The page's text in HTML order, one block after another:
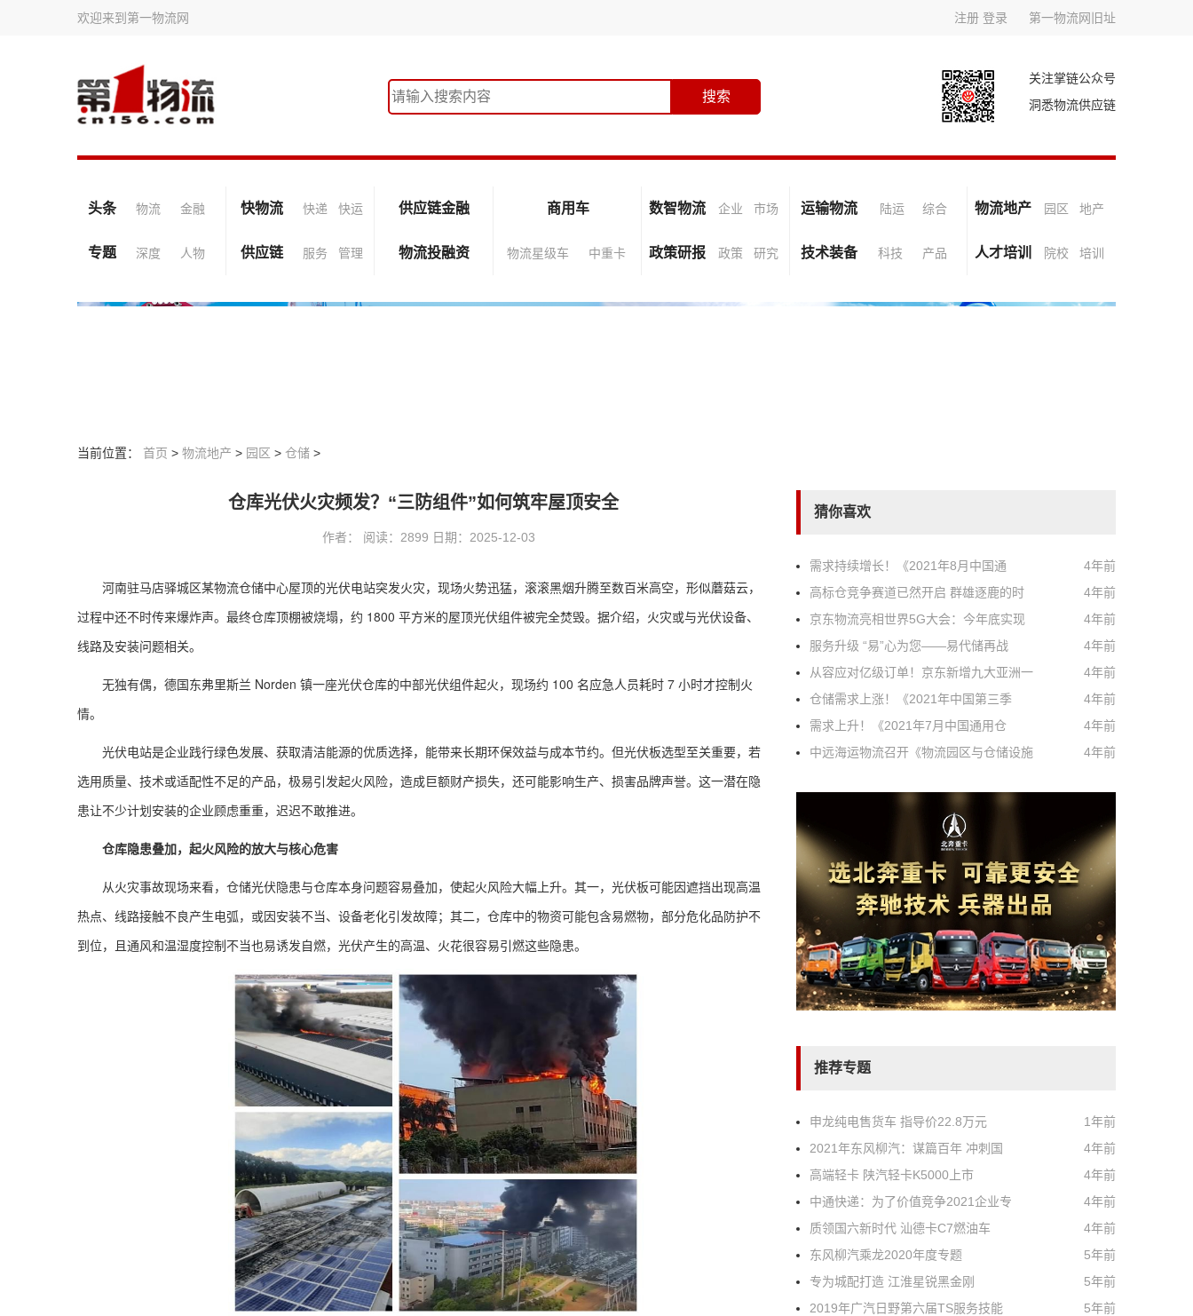
欢迎来到第一物流网 注册 登录 第一物流网旧址
关注掌链公众号
洞悉物流供应链
头条 物流 金融 快物流 快递 快运 供应链金融 商用车 数智物流 企业 市场 运输物流 陆运 综合 物流地产 园区 地产
专题 深度 人物 供应链 服务 管理 物流投融资 物流星级车 中重卡 政策研报 政策 研究 技术装备 科技 产品 人才培训 院校 培训
当前位置： 首页 > 物流地产 > 园区 > 仓储 >
仓库光伏火灾频发？“三防组件”如何筑牢屋顶安全
作者： 阅读：2899 日期：2025-12-03
河南驻马店驿城区某物流仓储中心屋顶的光伏电站突发火灾，现场火势迅猛，滚滚黑烟升腾至数百米高空，形似蘑菇云，
过程中还不时传来爆炸声。最终仓库顶棚被烧塌，约 1800 平方米的屋顶光伏组件被完全焚毁。据介绍，火灾或与光伏设备、
线路及安装问题相关。
无独有偶，德国东弗里斯兰 Norden 镇一座光伏仓库的中部光伏组件起火，现场约 100 名应急人员耗时 7 小时才控制火
情。
光伏电站是企业践行绿色发展、获取清洁能源的优质选择，能带来长期环保效益与成本节约。但光伏板选型至关重要，若
选用质量、技术或适配性不足的产品，极易引发起火风险，造成巨额财产损失，还可能影响生产、损害品牌声誉。这一潜在隐
患让不少计划安装的企业顾虑重重，迟迟不敢推进。
仓库隐患叠加，起火风险的放大与核心危害
从火灾事故现场来看，仓储光伏隐患与仓库本身问题容易叠加，使起火风险大幅上升。其一，光伏板可能因遮挡出现高温
热点、线路接触不良产生电弧，或因安装不当、设备老化引发故障；其二，仓库中的物资可能包含易燃物，部分危化品防护不
到位，且通风和温湿度控制不当也易诱发自燃，光伏产生的高温、火花很容易引燃这些隐患。
猜你喜欢
需求持续增长！《2021年8月中国通
4年前
高标仓竞争赛道已然开启 群雄逐鹿的时
4年前
京东物流亮相世界5G大会：今年底实现
4年前
服务升级 “易”心为您——易代储再战
4年前
从容应对亿级订单！京东新增九大亚洲一
4年前
仓储需求上涨！《2021年中国第三季
4年前
需求上升！《2021年7月中国通用仓
4年前
中远海运物流召开《物流园区与仓储设施
4年前
推荐专题
申龙纯电售货车 指导价22.8万元
1年前
2021年东风柳汽：谋篇百年 冲刺国
4年前
高端轻卡 陕汽轻卡K5000上市
4年前
中通快递：为了价值竞争2021企业专
4年前
质领国六新时代 汕德卡C7燃油车
4年前
东风柳汽乘龙2020年度专题
5年前
专为城配打造 江淮星锐黑金刚
5年前
2019年广汽日野第六届TS服务技能
5年前